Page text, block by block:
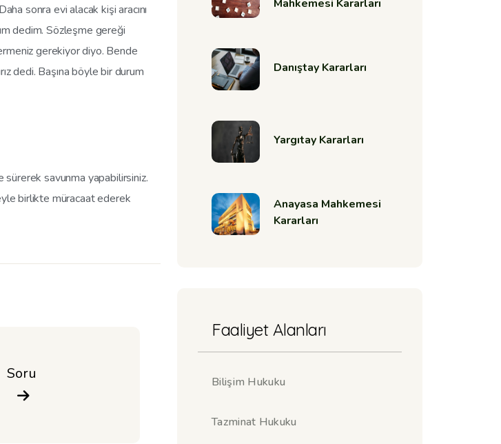
sonra evi alacak kişi aracını
dedim. Sözleşme gereği
gerekiyor diyo. Bende
dedi. Başına böyle bir durum
sürerek savunma yapabilirsiniz.
birlikte müracaat ederek
Soru
Mahkemesi Kararları
Danıştay Kararları
Yargıtay Kararları
Anayasa Mahkemesi
Kararları
Faaliyet Alanları
Bilişim Hukuku
Tazminat Hukuku